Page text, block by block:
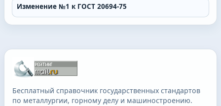
Изменение №1 к ГОСТ 20694-75
Бесплатный справочник государственных стандартов
по металлургии, горному делу и машиностроению.